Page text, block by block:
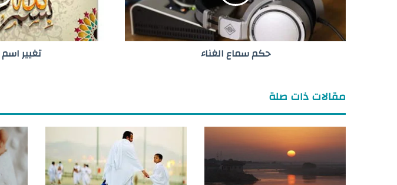
ل
حكم سماع الغناء
ا
م
تغيير
مقالات ذات صلة